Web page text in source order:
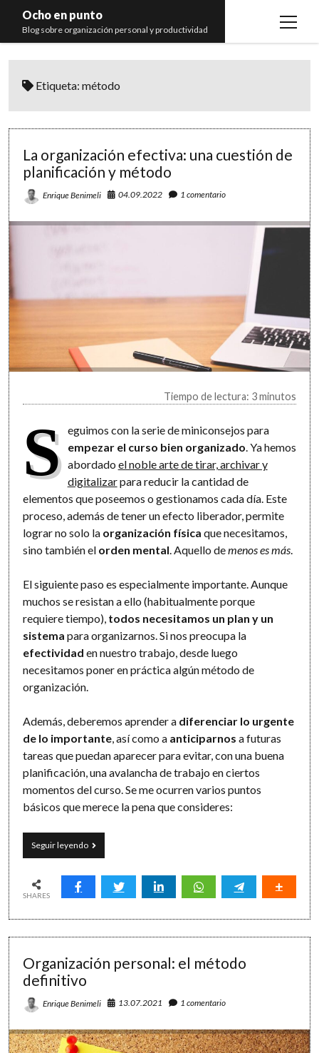
Ocho en punto
Blog sobre organización personal y productividad
open
Libros
Etiqueta:método
La organización efectiva: una cuestión de
planificación y método
Enrique Benimeli 04.09.2022 1 comentario
Tiempo de lectura: 3 minutos
S eguimos con la serie de miniconsejos para
empezar el curso bien organizado . Ya hemos
abordado el noble arte de tirar, archivar y
digitalizarpara reducir la cantidad de
elementos que poseemos o gestionamos cada día. Este
proceso, además de tener un efecto liberador, permite
lograr no solo la organización física que necesitamos,
sino también el orden mental . Aquello demenos es más
El siguiente paso es especialmente importante. Aunque
muchos se resistan a ello (habitualmente porque
requiere tiempo), todos necesitamos un plan y un
sistema para organizarnos. Si nos preocupa la
efectividad en nuestro trabajo, desde luego
necesitamos poner en práctica algún método de
organización.
Además, deberemos aprender a diferenciar lo urgente
de lo importante , así como a anticiparnos a futuras
tareas que puedan aparecer para evitar, con una buena
planificación, una avalancha de trabajo en ciertos
momentos del curso. Se me ocurren varios puntos
básicos que merece la pena que consideres:
Seguir leyendoLa
organización
cuestión
planificación
SHARES
Organización personal: el método
definitivo
Enrique Benimeli 13.07.2021 1 comentario